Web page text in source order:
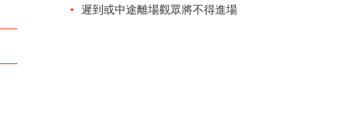
遲到或中途離場觀眾將不得進場